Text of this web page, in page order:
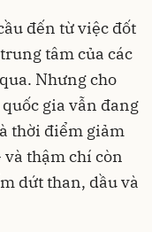
đến từ việc đốt
tâm của các
Nhưng cho
gia vẫn đang
thời điểm giảm
thậm chí còn
dứt than, dầu và